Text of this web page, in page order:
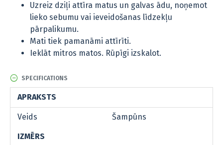
Uzreiz dziļi attīra matus un galvas ādu, noņemot
lieko sebumu vai ieveidošanas līdzekļu
pārpalikumu.
Mati tiek pamanāmi attīrīti.
Ieklāt mitros matos. Rūpīgi izskalot.
SPECIFICATIONS
APRAKSTS
Veids Šampūns
IZMĒRS